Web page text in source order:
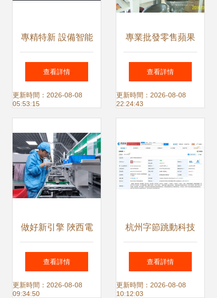
專精特新 設備智能
運維及故障預警技
術領域,哪些公司值
查看詳情
更新時間：2026-08-08
05:53:15
專業批發零售蘋果
全系產品 iPad
42xx與成都本地優
查看詳情
更新時間：2026-08-08
22:24:43
做好新引擎 陜西電
子長安計算助力“數
字陜西”建設
查看詳情
更新時間：2026-08-08
09:34:50
杭州字節跳動科技
公司增資至5億
元，加碼計算機軟
查看詳情
更新時間：2026-08-08
10:12:03